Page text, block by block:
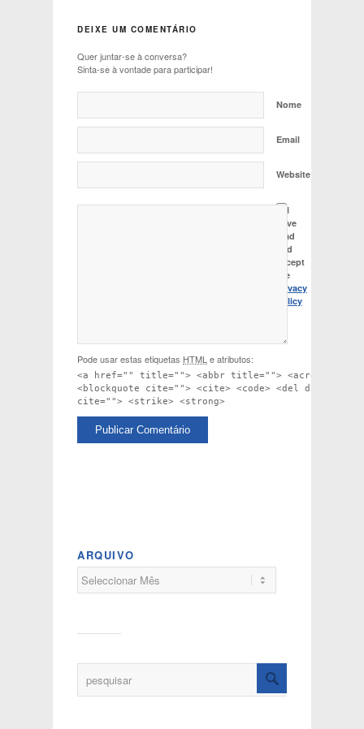
DEIXE UM COMENTÁRIO
Quer juntar-se à conversa?
Sinta-se à vontade para participar!
Nome
Email
Website
I
have
read
and
accept
the
Privacy
Policy
Pode usar estas etiquetas HTML e atributos:
<a href="" title=""> <abbr title=""> <acronym
<blockquote cite=""> <cite> <code> <del
cite=""> <strike> <strong>
ARQUIVO